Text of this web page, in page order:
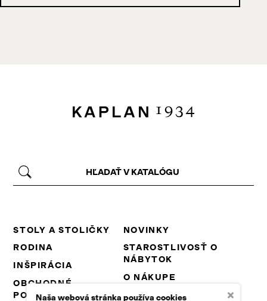
STOLY A STOLIČKY
RODINA
INŠPIRÁCIA
OBCHODNÉ
PODMIENKY
NOVINKY
STAROSTLIVOSŤ O
NÁBYTOK
O NÁKUPE
NA STIAHNUTIE
Naša webová stránka používa cookies ×